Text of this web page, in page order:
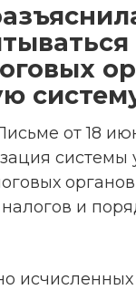
от 18
системы
и